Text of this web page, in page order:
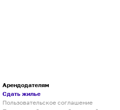
Арендодателям
Сдать жилье
Пользовательское соглашение